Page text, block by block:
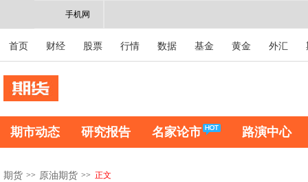
手机网
首页 财经 股票 行情 数据 基金 黄金 外汇
期市动态 研究报告 名家论市 路演中心
期货 >> 原油期货 >> 正文